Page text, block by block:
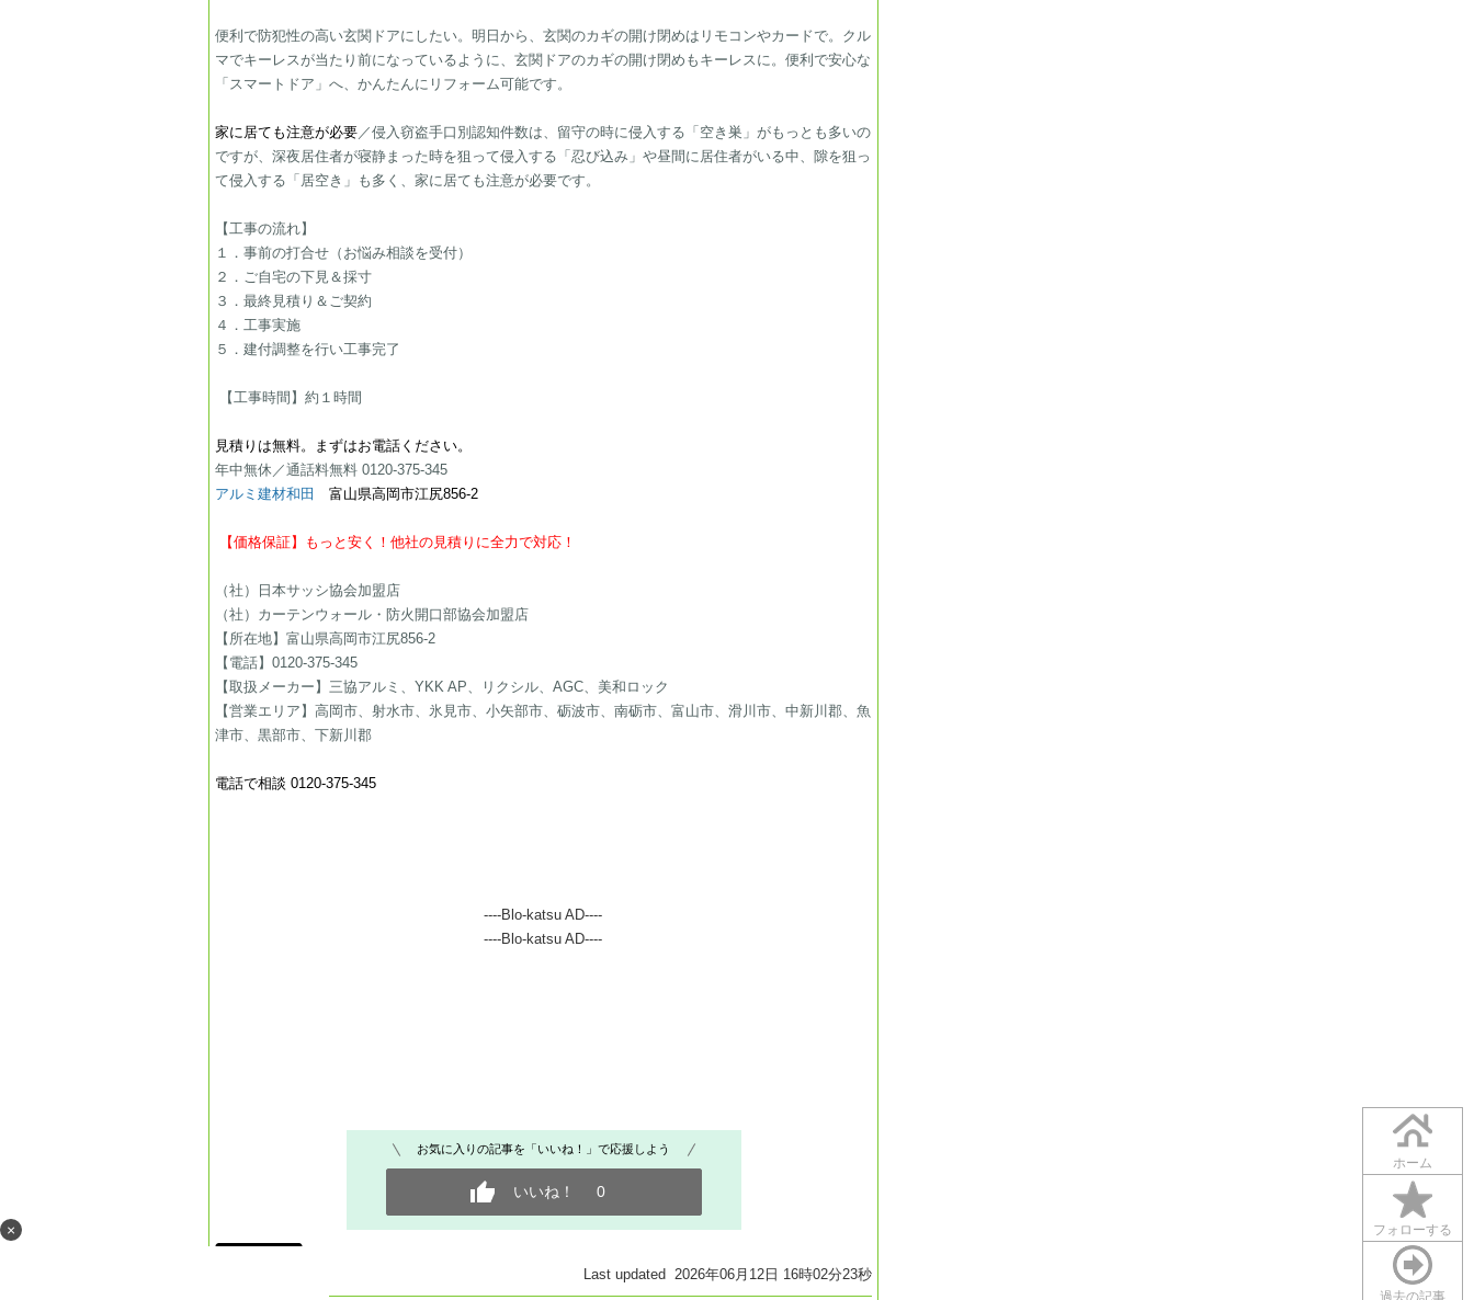
ホーム
フォローする
過去の記事
便利で防犯性の高い玄関ドアにしたい。明日から、玄関のカギの開け閉めはリモコンやカードで。クル
マでキーレスが当たり前になっているように、玄関ドアのカギの開け閉めもキーレスに。便利で安心な
「スマートドア」へ、かんたんにリフォーム可能です。
家に居ても注意が必要／侵入窃盗手口別認知件数は、留守の時に侵入する「空き巣」がもっとも多いの
ですが、深夜居住者が寝静まった時を狙って侵入する「忍び込み」や昼間に居住者がいる中、隙を狙っ
て侵入する「居空き」も多く、家に居ても注意が必要です。
【工事の流れ】
１．事前の打合せ（お悩み相談を受付）​
２．ご自宅の下見＆採寸
３．最終見積り＆ご契約
４．工事実施
５．建付調整を行い工事完了
【工事時間】約１時間
​​​​見積りは無料。まずはお電話ください。
​年中無休／通話料無料 0120-375-345
アルミ建材和田
富山県高岡市江尻856-2​
【価格保証】もっと安く！他社の見積りに全力で対応！
（社）日本サッシ協会加盟店
（社）カーテンウォール・防火開口部協会加盟店
【所在地】富山県高岡市江尻856-2
【電話】0120-375-345
【取扱メーカー】三協アルミ、YKK AP、リクシル、AGC、美和ロック
【営業エリア】高岡市、射水市、氷見市、小矢部市、砺波市、南砺市、富山市、滑川市、中新川郡、魚
津市、黒部市、下新川郡
電話で相談 0120-375-345
----Blo-katsu AD----
----Blo-katsu AD----
お気に入りの記事を「いいね！」で応援しよう
いいね！ 0
Last updated 2026年06月12日 16時02分23秒
×